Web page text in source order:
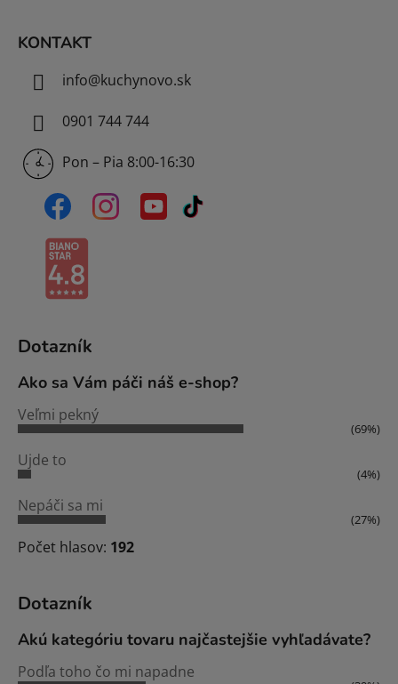
KONTAKT
info@kuchynovo.sk
0901 744 744
Pon – Pia 8:00-16:30
Dotazník
Ako sa Vám páči náš e-shop?
Veľmi pekný
(69%)
Ujde to
(4%)
Nepáči sa mi
(27%)
Počet hlasov: 192
Dotazník
Akú kategóriu tovaru najčastejšie vyhľadávate?
Podľa toho čo mi napadne